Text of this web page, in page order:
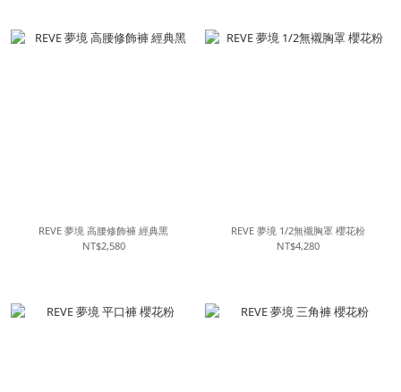
REVE 夢境 高腰修飾褲 經典黑
NT$2,580
REVE 夢境 1/2無襯胸罩 櫻花粉
NT$4,280